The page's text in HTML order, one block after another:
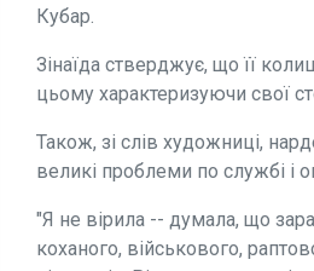
Кубар.
Зінаїда стверджує, що її
цьому характеризуючи свої
Також, зі слів художниці,
великі проблеми по службі і
"Я не вірила -- думала, що
коханого, військового,